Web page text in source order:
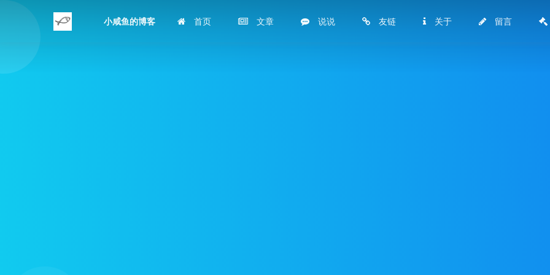
小咸鱼的博客 首页 文章 说说 友链 关于 留言